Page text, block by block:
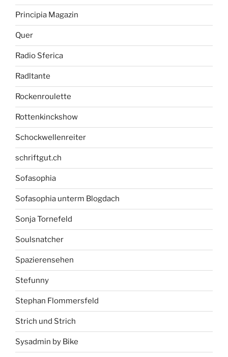
Principia Magazin
Quer
Radio Sferica
Radltante
Rockenroulette
Rottenkinckshow
Schockwellenreiter
schriftgut.ch
Sofasophia
Sofasophia unterm Blogdach
Sonja Tornefeld
Soulsnatcher
Spazierensehen
Stefunny
Stephan Flommersfeld
Strich und Strich
Sysadmin by Bike